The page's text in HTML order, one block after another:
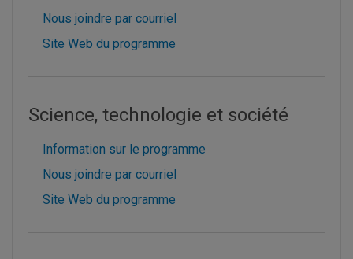
Nous joindre par courriel
Site Web du programme
Science, technologie et société
Information sur le programme
Nous joindre par courriel
Site Web du programme